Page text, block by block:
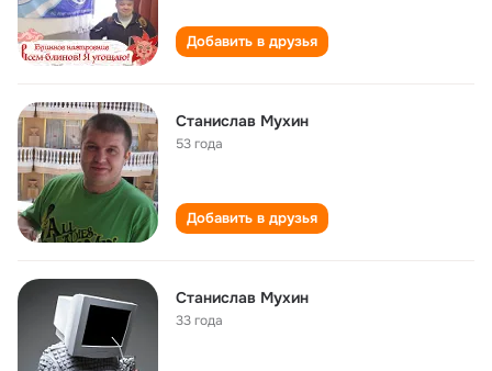
Добавить в друзья
Станислав Мухин
53 года
Добавить в друзья
Станислав Мухин
33 года